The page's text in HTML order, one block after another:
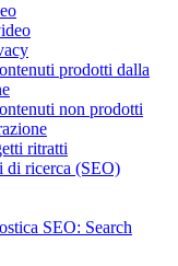
prodotti dalla
non prodotti
ritratti
di ricerca (SEO)
SEO: Search